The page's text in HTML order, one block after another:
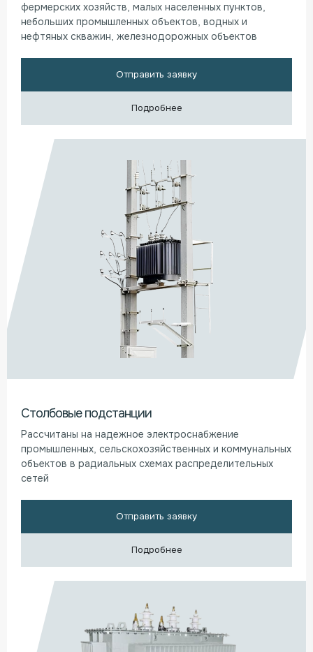
фермерских хозяйств, малых населенных пунктов,
небольших промышленных объектов, водных и
нефтяных скважин, железнодорожных объектов
Отправить заявку
Подробнее
Столбовые подстанции
Рассчитаны на надежное электроснабжение
промышленных, сельскохозяйственных и коммунальных
объектов в радиальных схемах распределительных
сетей
Отправить заявку
Подробнее